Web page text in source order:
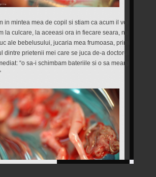
in mintea mea de copil si stiam ca acum il voi duce la
la culcare, la aceeasi ora in fiecare seara, nu inainte
ale bebelusului, jucaria mea frumoasa, primita de la
dintre prietenii mei care se juca de-a doctorul l-a
“o sa-i schimbam bateriile si o sa mearga din